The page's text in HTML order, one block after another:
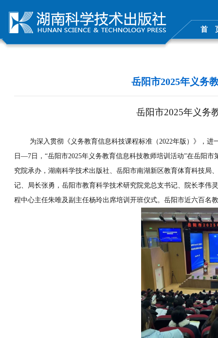
首
岳阳市2025年义务
岳阳市2025年义务
为深入贯彻《义务教育信息科技课程标准（2022年版）》，进
日—7日，“岳阳市2025年义务教育信息科技教师培训活动”在岳阳
究院承办，湖南科学技术出版社、岳阳市南湖新区教育体育科技局
记、局长张勇，岳阳市教育科学技术研究院党总支书记、院长李伟
程中心主任朱唯及副主任杨玲出席培训开班仪式。岳阳市近六百名